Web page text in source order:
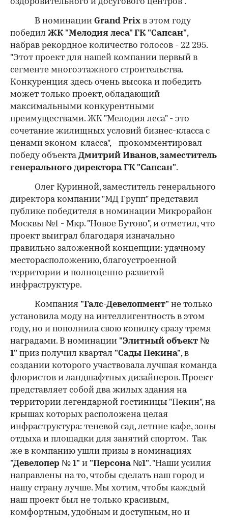
оздоровительного и досугового центров".
В номинации Grand Prix в этом году
победил ЖК "Мелодия леса" ГК "Сапсан",
набрав рекордное количество голосов - 22 295.
"Этот проект для нашей компании первый в
сегменте многоэтажного строительства.
Конкуренция здесь очень высока и победить
может только проект, обладающий
максимальными конкурентными
преимуществами. ЖК "Мелодия леса" - это
сочетание жилищных условий бизнес-класса с
ценами эконом-класса", - прокомментировал
победу объектаДмитрий Иванов, заместитель
генерального директора ГК "Сапсан".
Олег Куринной, заместитель генерального
директора компании "МД Групп" представил
публике победителя в номинации Микрорайон
Москвы №1 - Мкр. "Новое Бутово", и отметил, что
проект выиграл благодаря изначально
правильно заложенной концепции: удачному
месторасположению, благоустроенной
территории и полноценно развитой
инфраструктуре.
Компания "Галс-Девелопмент" не только
установила моду на интеллигентность в этом
году, но и пополнила свою копилку сразу тремя
наградами. В номинации "Элитный объект №
1" приз получил квартал "Сады Пекина", в
создании которого участвовала лучшая команда
флористов и ландшафтных дизайнеров. Проект
представляет собой два жилых здания на
территории легендарной гостиницы "Пекин", на
крышах которых расположена целая
инфраструктура: теневой сад, летние кафе, зоны
отдыха и площадки для занятий спортом. Так
же в компанию ушли призы в номинациях
"Девелопер № 1" и "Персона №1". "Наши усилия
направлены на то, чтобы сделать наш город и
нашу страну лучше. Мы хотим, чтобы каждый
наш проект был не только красивым,
комфортным, удобным и доступным, но и